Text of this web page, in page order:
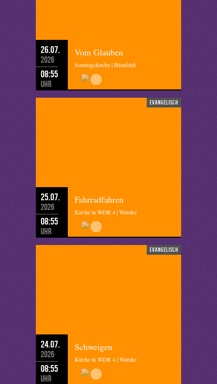
26.07.
2026
08:55
Uhr
Vom Glauben
Sonntagskirche | Ihlenfeldt
evangelisch
25.07.
2026
08:55
Uhr
Fahrradfahren
Kirche in WDR 4 | Warnke
evangelisch
24.07.
2026
08:55
Uhr
Schweigen
Kirche in WDR 4 | Warnke